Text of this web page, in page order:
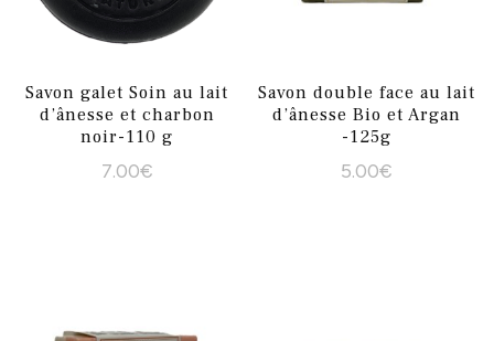
Savon galet Soin au lait
d’ânesse et charbon
noir-110 g
7.00€
Savon double face au lait
d’ânesse Bio et Argan
-125g
5.00€